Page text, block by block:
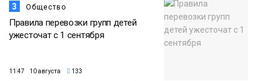
3 Общество
Правила перевозки групп детей
ужесточат с 1 сентября
11:47 10 августа 133